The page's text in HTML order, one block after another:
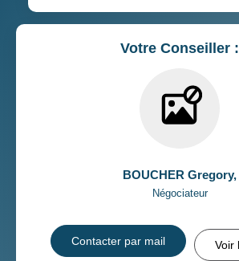
Votre Conseiller :
BOUCHER Gregory,
Négociateur
Contacter par mail Voir